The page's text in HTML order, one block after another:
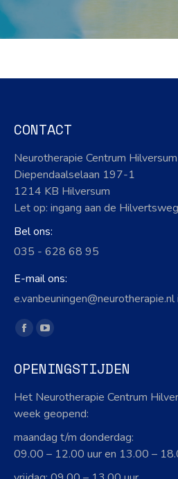
CONTACT
Neurotherapie Centrum Hilversum
Diependaalselaan 197-1
1214 KB Hilversum
Let op: ingang aan de Hilvertsweg
Bel ons:
035 - 628 68 95
E-mail ons:
Vind ons op:
Facebook
opens
in
new
YouTube
opens
new
OPENINGSTIJDEN
Het Neurotherapie Centrum
week geopend:
maandag t/m donderdag:
09.00 – 12.00 uur en 13.00 –